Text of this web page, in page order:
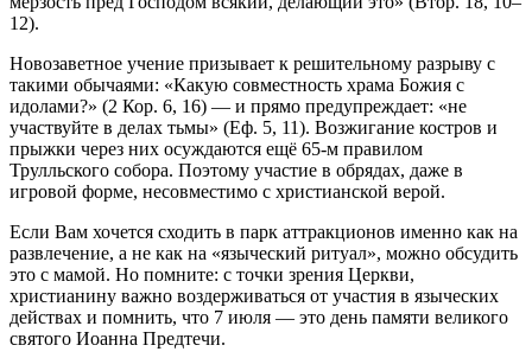
12).
Новозаветное учение призывает к решительному разрыву с
такими обычаями: «Какую совместность храма Божия с
идолами?» (2 Кор. 6, 16) — и прямо предупреждает: «не
участвуйте в делах тьмы» (Еф. 5, 11). Возжигание костров и
прыжки через них осуждаются ещё 65-м правилом
Трулльского собора. Поэтому участие в обрядах, даже в
игровой форме, несовместимо с христианской верой.
Если Вам хочется сходить в парк аттракционов именно как на
развлечение, а не как на «языческий ритуал», можно обсудить
это с мамой. Но помните: с точки зрения Церкви,
христианину важно воздерживаться от участия в языческих
действах и помнить, что 7 июля — это день памяти великого
святого Иоанна Предтечи.